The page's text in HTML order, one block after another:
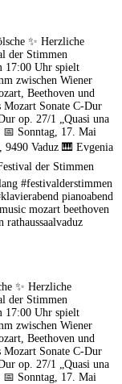
✨ Herzliche
der Stimmen
17:00 Uhr spielt
zwischen Wiener
Beethoven und
Mozart Sonate C-Dur
op. 27/1 „Quasi una
📅 Sonntag, 17. Mai